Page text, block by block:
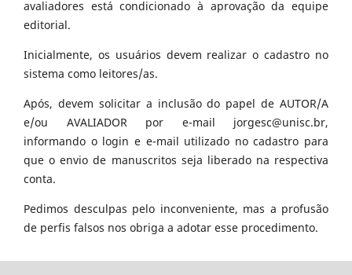
avaliadores está condicionado à aprovação da equipe
editorial.
Inicialmente, os usuários devem realizar o cadastro no
sistema como leitores/as.
Após, devem solicitar a inclusão do papel de AUTOR/A
e/ou AVALIADOR por e-mail jorgesc@unisc.br,
informando o login e e-mail utilizado no cadastro para
que o envio de manuscritos seja liberado na respectiva
conta.
Pedimos desculpas pelo inconveniente, mas a profusão
de perfis falsos nos obriga a adotar esse procedimento.